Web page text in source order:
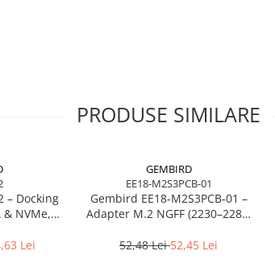
PRODUSE SIMILARE
– Docking
& NVMe,
Lei
GEMBIRD
EE18-M2S3PCB-01
Gembird EE18‑M2S3PCB‑01 –
Adapter M.2 NGFF (2230–2280)
52,48 Lei52,45 Lei